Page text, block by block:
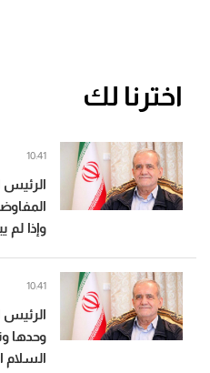
اخترنا لك
الرئيس
وإذا لم
10:41
الرئيس
وحدها
السلام
10:41